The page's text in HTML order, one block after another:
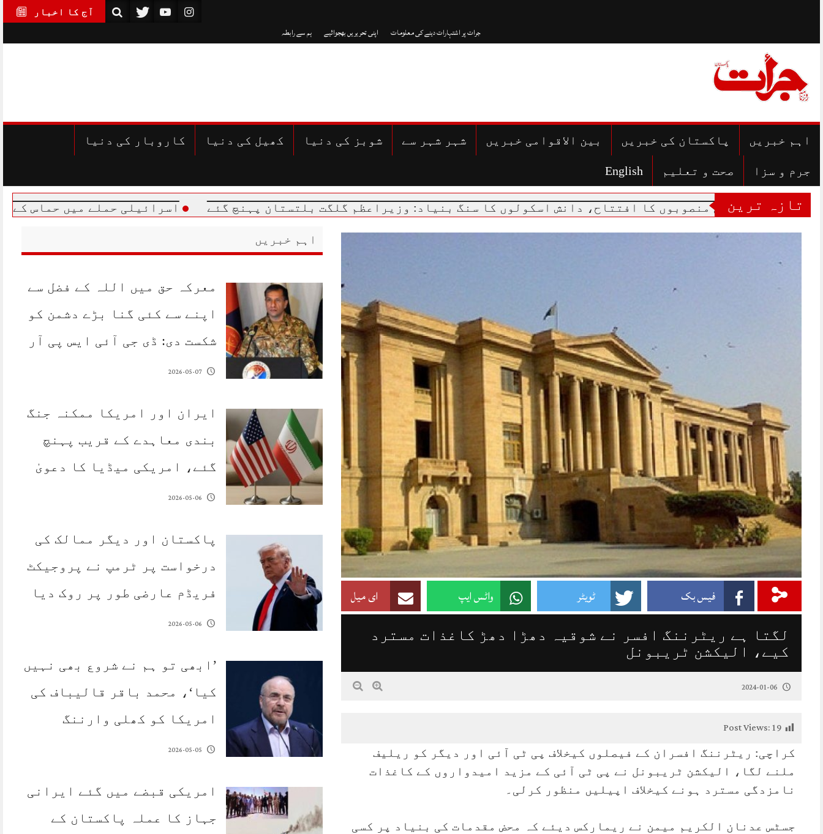
آج کا اخبار
جرات پر اشتہارات دینے کی معلومات اپنی تحریریں بھجوائیے ہم سے رابطہ
اہم خبریں پاکستان کی خبریں بین الاقوامی خبریں شہر شہر سے شوبز کی دنیا کھیل کی دنیا کاروبار کی دنیا
جرم و سزا صحت و تعلیم English
تازہ ترین
منصوبوں کا افتتاح، دانش اسکولوں کا سنگ بنیاد: وزیراعظم گلگت بلتستان پہنچ گئے اسرائیلی حملے میں حماس کے مرکزی
فیس بک ٹویٹر واٹس ایپ ای میل
لگتا ہے ریٹرننگ افسر نے شوقیہ دھڑا دھڑ کاغذات مسترد
کیے، الیکشن ٹریبونل
2024-01-06
Post Views:19
کراچی: ریٹرننگ افسران کے فیصلوں کیخلاف پی ٹی آئی اور دیگر کو ریلیف
ملنے لگا، الیکشن ٹریبونل نے پی ٹی آئی کے مزید امیدواروں کے کاغذات
نامزدگی مسترد ہونے کیخلاف اپیلیں منظور کرلی۔
جسٹس عدنان الکریم میمن نے ریمارکس دیئے کہ محض مقدمات کی بنیاد پر کسی
اہم خبریں
معرکہ حق میں اللہ کے فضل سے
اپنے سے کئی گنا بڑے دشمن کو
شکست دی: ڈی جی آئی ایس پی آر
2026-05-07
ایران اور امریکا ممکنہ جنگ
بندی معاہدے کے قریب پہنچ
گئے، امریکی میڈیا کا دعویٰ
2026-05-06
پاکستان اور دیگر ممالک کی
درخواست پر ٹرمپ نے پروجیکٹ
فریڈم عارضی طور پر روک دیا
2026-05-06
’ابھی تو ہم نے شروع بھی نہیں
کیا‘، محمد باقر قالیباف کی
امریکا کو کھلی وارننگ
2026-05-05
امریکی قبضے میں گئے ایرانی
جہاز کا عملہ پاکستان کے